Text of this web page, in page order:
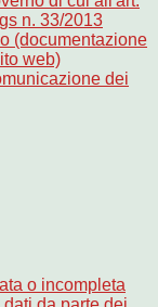
n. 33/2013
(documentazione
web)
dei
o incompleta